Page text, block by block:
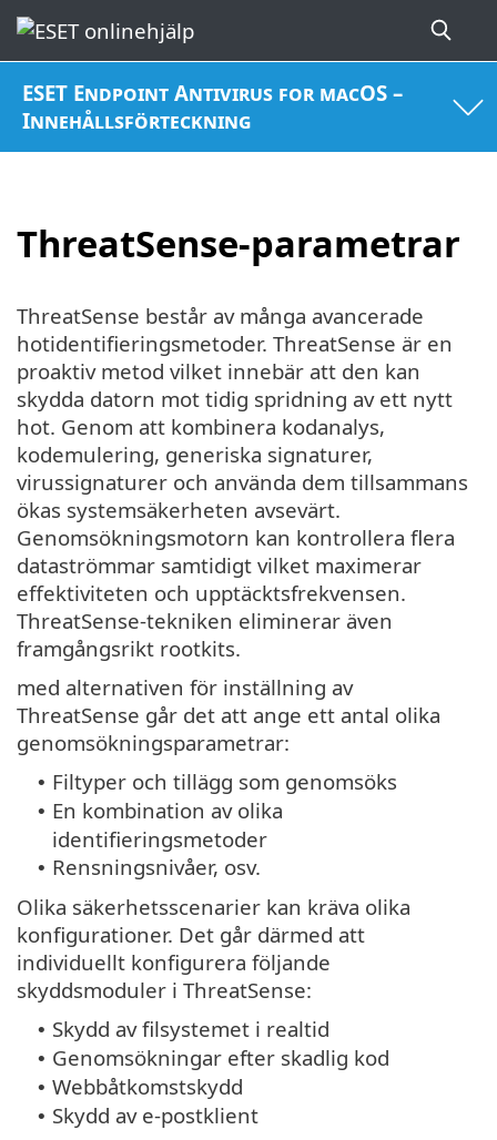
ESET Endpoint Antivirus for macOS –
Innehållsförteckning
ThreatSense-parametrar
ThreatSense består av många avancerade
hotidentifieringsmetoder. ThreatSense är en
proaktiv metod vilket innebär att den kan
skydda datorn mot tidig spridning av ett nytt
hot. Genom att kombinera kodanalys,
kodemulering, generiska signaturer,
virussignaturer och använda dem tillsammans
ökas systemsäkerheten avsevärt.
Genomsökningsmotorn kan kontrollera flera
dataströmmar samtidigt vilket maximerar
effektiviteten och upptäcktsfrekvensen.
ThreatSense-tekniken eliminerar även
framgångsrikt rootkits.
med alternativen för inställning av
ThreatSense går det att ange ett antal olika
genomsökningsparametrar:
• Filtyper och tillägg som genomsöks
• En kombination av olika
identifieringsmetoder
• Rensningsnivåer, osv.
Olika säkerhetsscenarier kan kräva olika
konfigurationer. Det går därmed att
individuellt konfigurera följande
skyddsmoduler i ThreatSense:
• Skydd av filsystemet i realtid
• Genomsökningar efter skadlig kod
• Webbåtkomstskydd
• Skydd av e-postklient